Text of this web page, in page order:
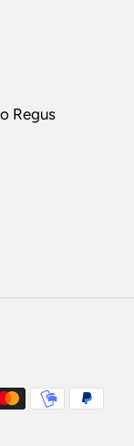
Regus